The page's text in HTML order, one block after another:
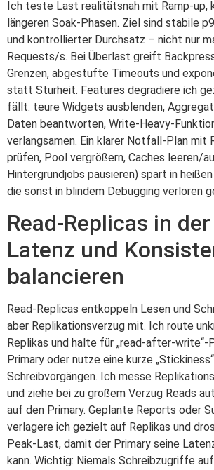
Ich teste Last realitätsnah mit Ramp-up,
längeren Soak-Phasen. Ziel sind stabile
und kontrollierter Durchsatz – nicht nur
Requests/s. Bei Überlast greift
Grenzen, abgestufte Timeouts und
statt Sturheit. Features degradiere ich
fällt: teure Widgets ausblenden,
Daten beantworten, Write-Heavy-
verlangsamen. Ein klarer Notfall-Plan mit
prüfen, Pool vergrößern, Caches leeren/
Hintergrundjobs pausieren) spart in
die sonst in blindem Debugging verloren
Read-Replicas in
Latenz und
balancieren
Read-Replicas entkoppeln Lesen und
aber Replikationsverzug mit. Ich route
Replikas und halte für „read-after-
Primary oder nutze eine kurze
Schreibvorgängen. Ich messe
und ziehe bei zu großem Verzug Reads
auf den Primary. Geplante Reports oder
verlagere ich gezielt auf Replikas und
Peak-Last, damit der Primary seine
kann. Wichtig: Niemals Schreibzugriffe